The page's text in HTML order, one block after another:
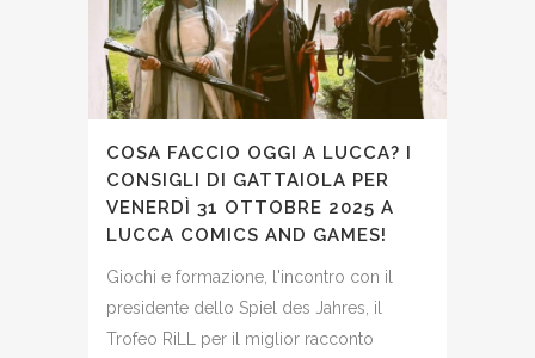
COSA FACCIO OGGI A LUCCA? I
CONSIGLI DI GATTAIOLA PER
VENERDÌ 31 OTTOBRE 2025 A
LUCCA COMICS AND GAMES!
Giochi e formazione, l'incontro con il
presidente dello Spiel des Jahres, il
Trofeo RiLL per il miglior racconto